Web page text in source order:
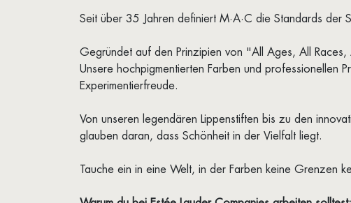
Seit über 35 Jahren definiert M·A·C die Standards der
Gegründet auf den Prinzipien von "All Ages, All Races,
Unsere hochpigmentierten Farben und professionellen
Experimentierfreude.
Von unseren legendären Lippenstiften bis zu den
glauben daran, dass Schönheit in der Vielfalt liegt.
Tauche ein in eine Welt, in der Farben keine Grenzen